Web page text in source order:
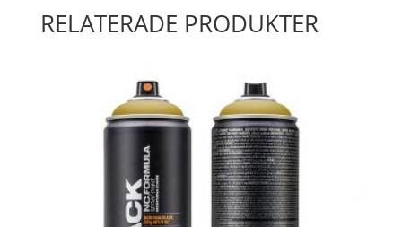
RELATERADE PRODUKTER